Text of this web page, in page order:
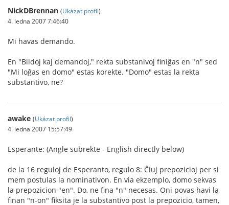
NickDBrennan (Ukázat profil)
4. ledna 2007 7:46:40
Mi havas demando.
En "Bildoj kaj demandoj," rekta substanivoj finiĝas en "n" sed
"Mi loĝas en domo" estas korekte. "Domo" estas la rekta
substantivo, ne?
awake (Ukázat profil)
4. ledna 2007 15:57:49
Esperante: (Angle subrekte - English directly below)
de la 16 reguloj de Esperanto, regulo 8: Ĉiuj prepozicioj per si
mem postulas la nominativon. En via ekzemplo, domo sekvas
la prepozicion "en". Do, ne fina "n" necesas. Oni povas havi la
finan "n-on" fiksita je la substantivo post la prepozicio, tamen,